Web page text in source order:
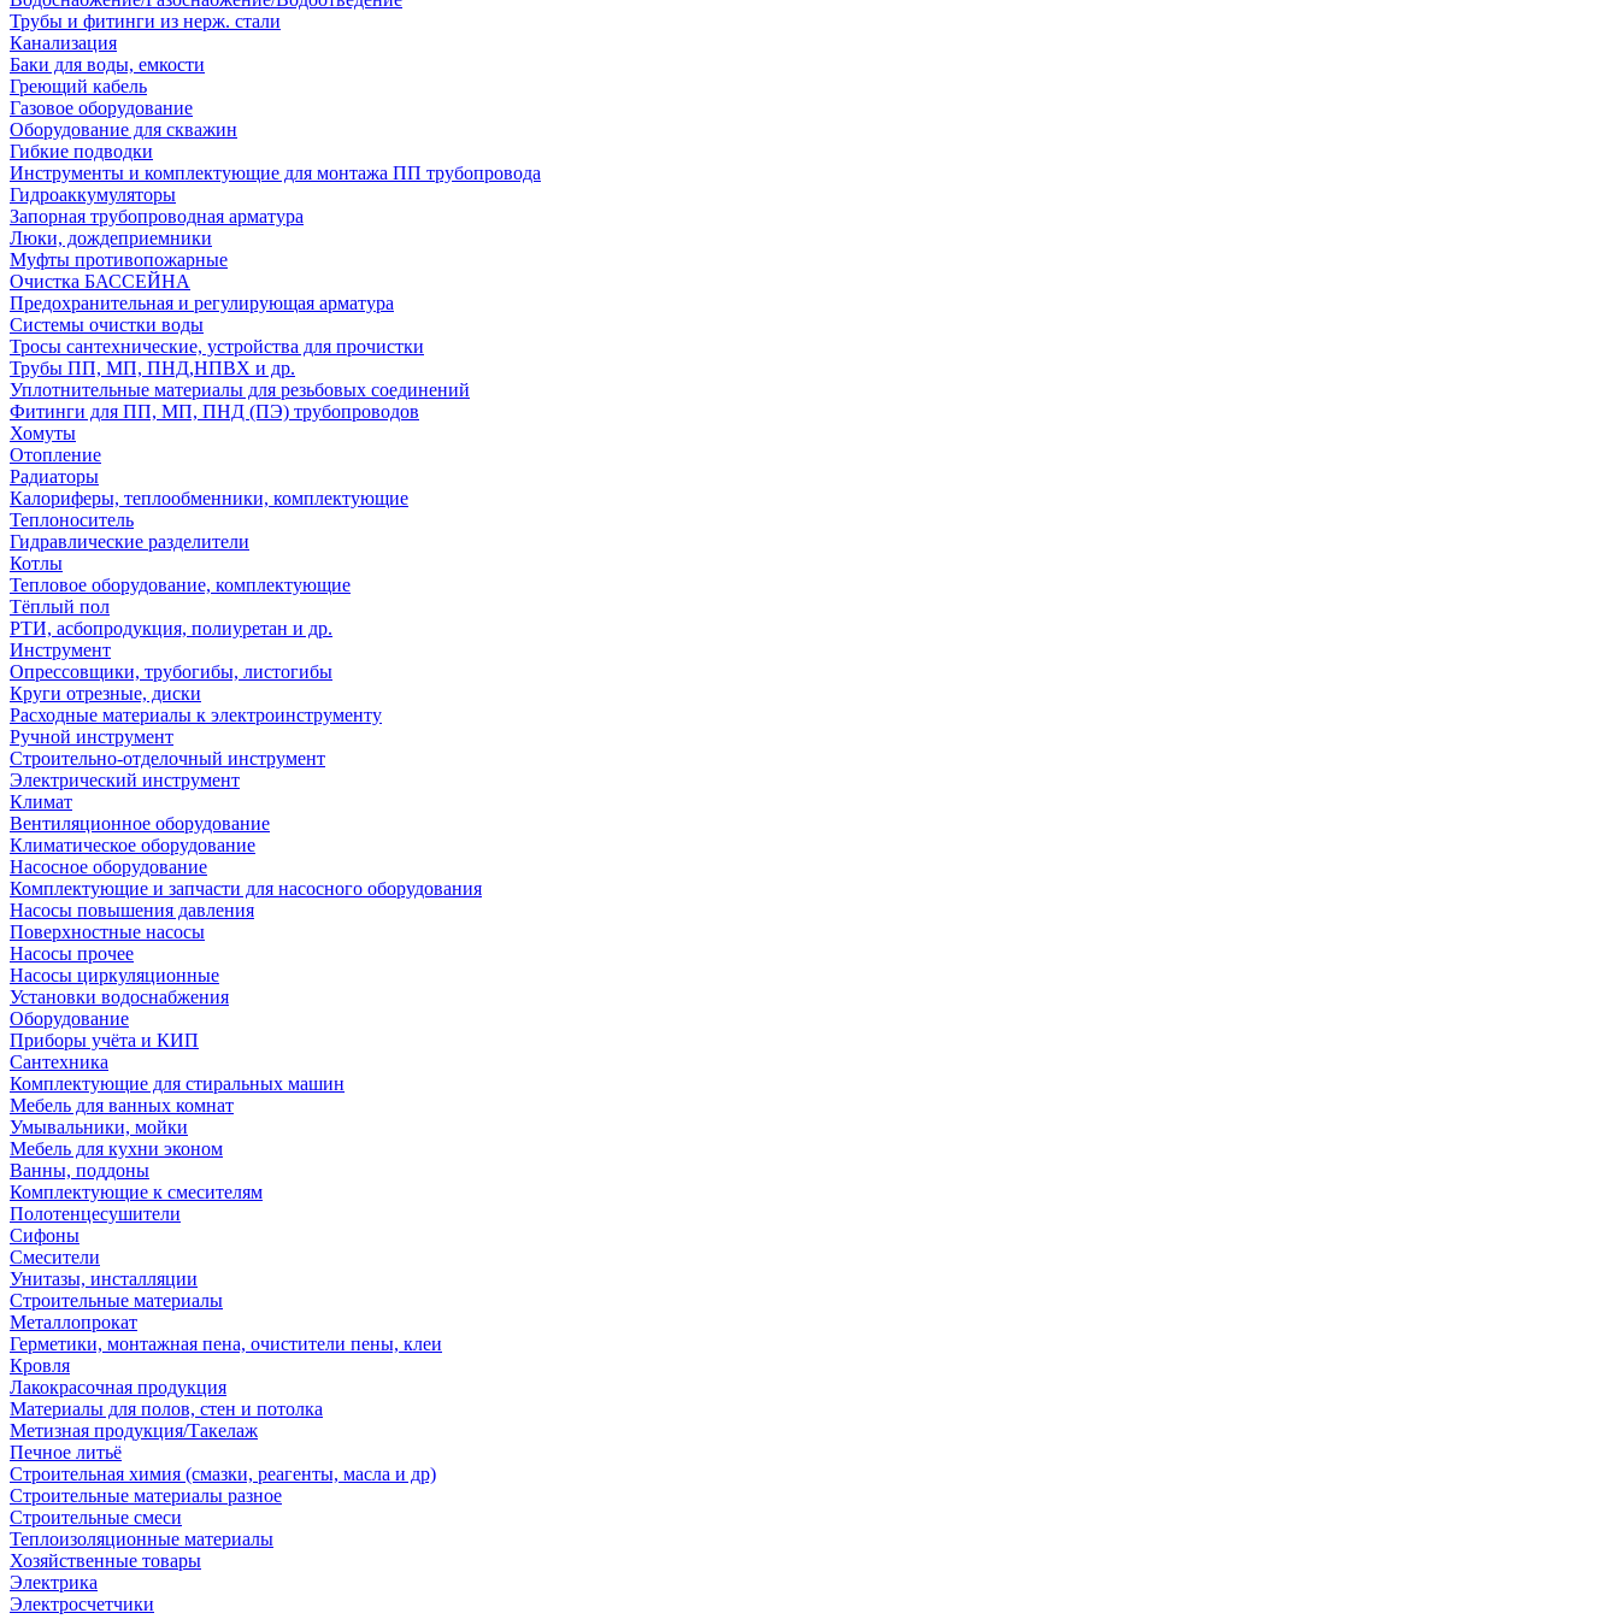
Трубы и фитинги из нерж. стали
Канализация
Баки для воды, емкости
Греющий кабель
Газовое оборудование
Оборудование для скважин
Гибкие подводки
Инструменты и комплектующие для монтажа ПП трубопровода
Гидроаккумуляторы
Запорная трубопроводная арматура
Люки, дождеприемники
Муфты противопожарные
Очистка БАССЕЙНА
Предохранительная и регулирующая арматура
Системы очистки воды
Тросы сантехнические, устройства для прочистки
Трубы ПП, МП, ПНД,НПВХ и др.
Уплотнительные материалы для резьбовых соединений
Фитинги для ПП, МП, ПНД (ПЭ) трубопроводов
Хомуты
Отопление
Радиаторы
Калориферы, теплообменники, комплектующие
Теплоноситель
Гидравлические разделители
Котлы
Тепловое оборудование, комплектующие
Тёплый пол
РТИ, асбопродукция, полиуретан и др.
Инструмент
Опрессовщики, трубогибы, листогибы
Круги отрезные, диски
Расходные материалы к электроинструменту
Ручной инструмент
Строительно-отделочный инструмент
Электрический инструмент
Климат
Вентиляционное оборудование
Климатическое оборудование
Насосное оборудование
Комплектующие и запчасти для насосного оборудования
Насосы повышения давления
Поверхностные насосы
Насосы прочее
Насосы циркуляционные
Установки водоснабжения
Оборудование
Приборы учёта и КИП
Сантехника
Комплектующие для стиральных машин
Мебель для ванных комнат
Умывальники, мойки
Мебель для кухни эконом
Ванны, поддоны
Комплектующие к смесителям
Полотенцесушители
Сифоны
Смесители
Унитазы, инсталляции
Строительные материалы
Металлопрокат
Герметики, монтажная пена, очистители пены, клеи
Кровля
Лакокрасочная продукция
Материалы для полов, стен и потолка
Метизная продукция/Такелаж
Печное литьё
Строительная химия (смазки, реагенты, масла и др)
Строительные материалы разное
Строительные смеси
Теплоизоляционные материалы
Хозяйственные товары
Электрика
Электросчетчики